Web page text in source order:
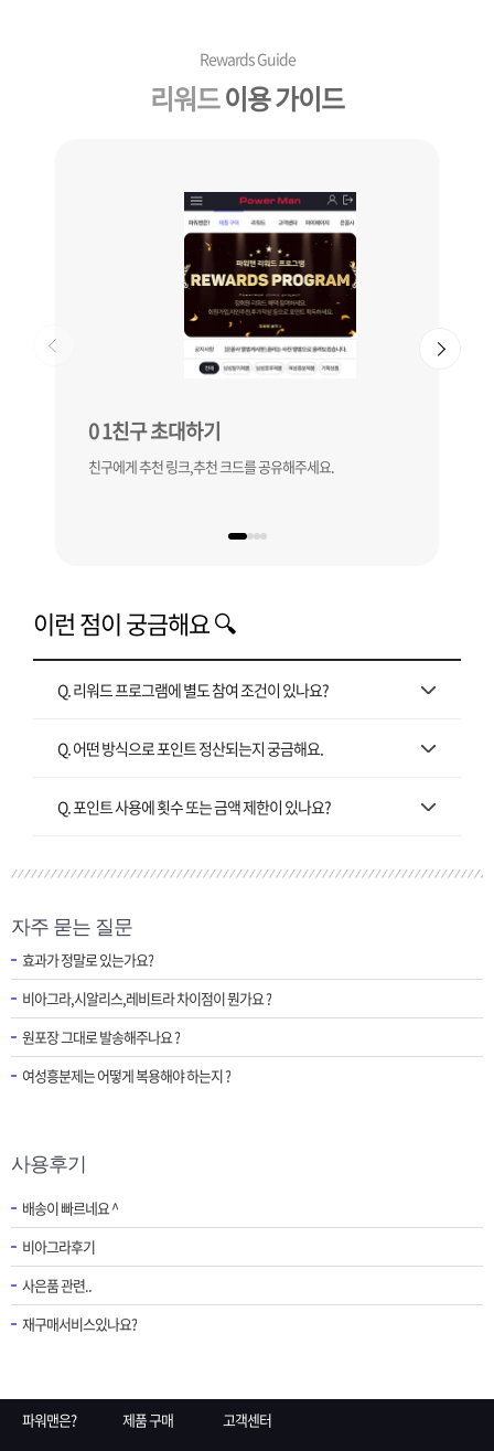
Rewards Guide
리워드이용 가이드
01친구 초대하기
친구에게 추천 링크,추천 크드를 공유해주세요.
이런 점이 궁금해요 🔍
Q. 리워드 프로그램에 별도 참여 조건이 있나요?
Q. 어떤 방식으로 포인트 정산되는지 궁금해요.
Q. 포인트 사용에 횟수 또는 금액 제한이 있나요?
자주 묻는 질문
효과가 정말로 있는가요?
비아그라,시알리스,레비트라 차이점이 뭔가요 ?
원포장 그대로 발송해주나요 ?
여성흥분제는 어떻게 복용해야 하는지 ?
사용후기
배송이 빠르네요 ^
비아그라후기
사은품 관련..
재구매서비스있나요?
파워맨은? 제품 구매 고객센터